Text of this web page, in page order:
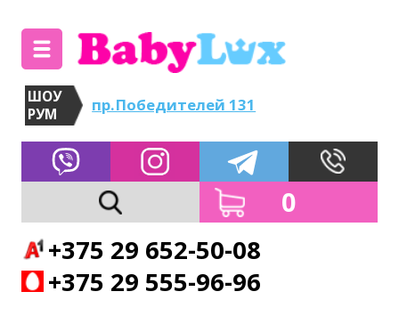
РУМ
пр.Победителей 131
0
+375 29 652-50-08
+375 29 555-96-96